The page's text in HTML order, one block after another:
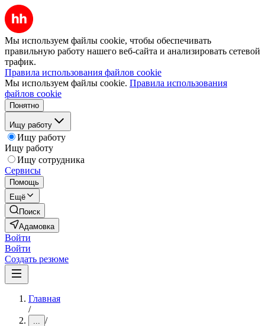
Мы используем файлы cookie, чтобы обеспечивать
правильную работу нашего веб-сайта и анализировать сетевой
трафик.
Правила использования файлов cookie
Мы используем файлы cookie. Правила использования
файлов cookie
Понятно
Ищу работу
Ищу работу
Ищу работу
Ищу сотрудника
Сервисы
Помощь
Ещё
Поиск
Адамовка
Войти
Войти
Создать резюме
Главная
/
... /